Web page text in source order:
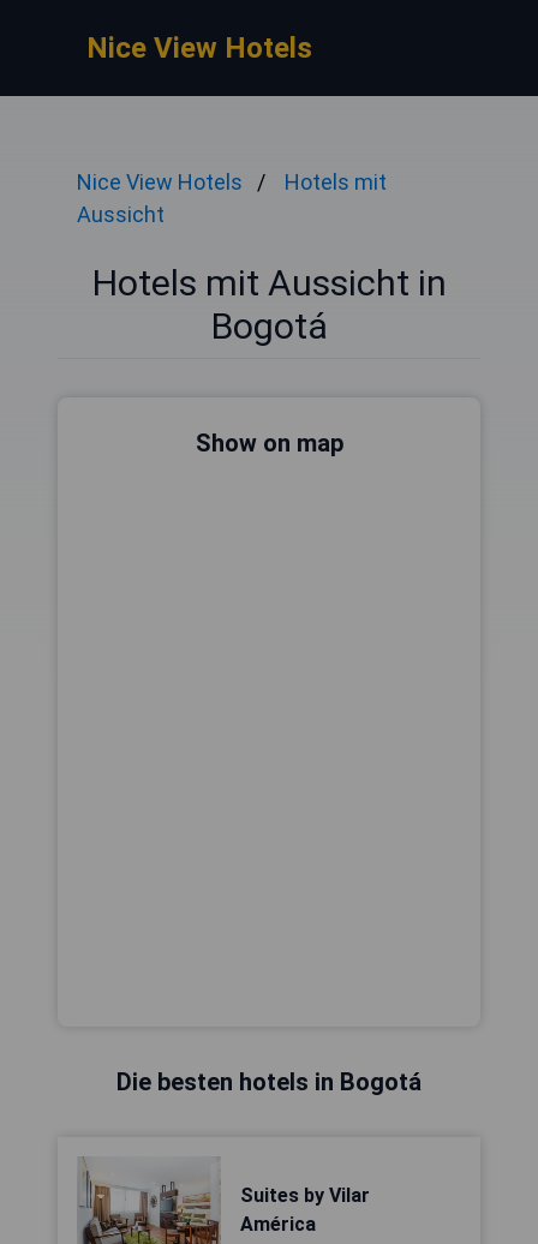
Nice View Hotels
Nice View Hotels
Hotels mit
Aussicht
Hotels mit Aussicht in
Bogotá
Show on map
Die besten hotels in Bogotá
Suites by Vilar
América